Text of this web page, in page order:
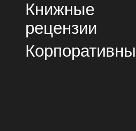
Книжные
рецензии